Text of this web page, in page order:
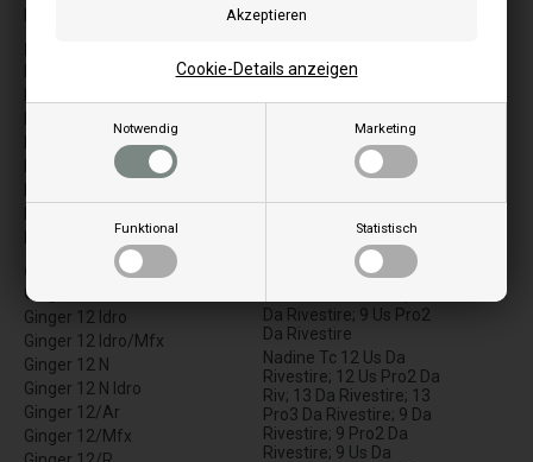
Notwendig Marketing
Funktional Statistisch
Cookie-Details anzeigen
Francesca/S Japan
G
Ginger 12
Ginger 12 Idro
Ginger 12 Idro/Mfx
Ginger 12 N
Ginger 12 N Idro
Ginger 12/Ar
Ginger 12/Mfx
Meghan 9
Miriam 12 Pro3 Da
Rivestire
Miriam 9 Da Rivestire
Miriam 9 Pro2 Da
Nadine 12 Us Da
Rivestire; 12 Us Pro2 Da
Rivestire; 13 Da
Rivestire; 13 Pro3 Da
Rivestire; 9 Da Rivestire;
Da Rivestire; 9 Us Pro2
Da Rivestire
Nadine Tc 12 Us Da
Rivestire; 12 Us Pro2 Da
Riv; 13 Da Rivestire; 13
Pro3 Da Rivestire; 9 Da
Rivestire; 9 Pro2 Da
Rivestire; 9 Us Da